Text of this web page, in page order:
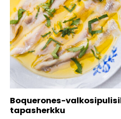
Boquerones-
tapasherkku